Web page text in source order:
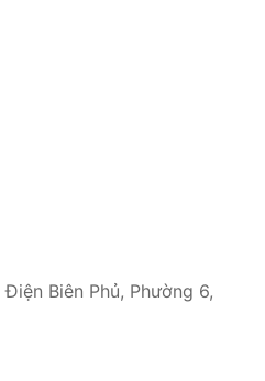
Điện Biên Phủ, Phường 6,